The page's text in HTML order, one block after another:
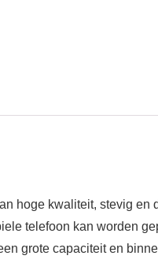
hoge kwaliteit, stevig en
telefoon kan worden
grote capaciteit en